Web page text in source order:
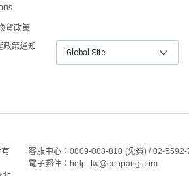
貨政策
政策通知
Global Site
客服中心：0809-088-810 (免費) / 02-
電子郵件：help_tw@coupang.com